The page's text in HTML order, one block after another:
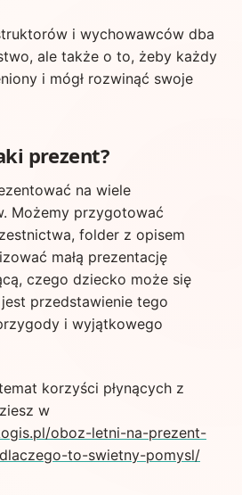
i wychowawców dba
ale także o to, żeby każdy
i mógł rozwinąć swoje
prezent?
na wiele
Możemy przygotować
folder z opisem
małą prezentację
czego dziecko może się
przedstawienie tego
i wyjątkowego
korzyści płynących z
w
oboz-letni-na-prezent-
to-swietny-pomysl/